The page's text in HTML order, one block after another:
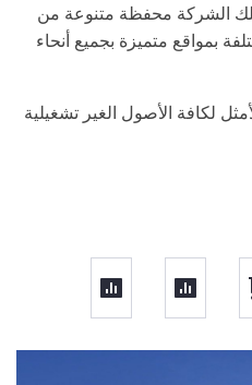
العقارى والإعلانى
واللوجيستى والمشروعات المتوسطة حيث تمتلك خبرة 20 عاماً
الشركة محفظة متنوعة من
بمواقع متميزة بجميع أنحاء